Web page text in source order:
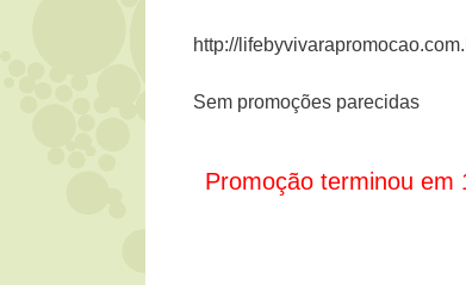
http://
Sem promoções parecidas
Promoção terminou em